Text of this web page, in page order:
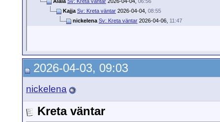
Kajja Sv: Kreta väntar 2026-04-04, 08:55
nickelena Sv: Kreta väntar 2026-04-06, 11:47
2026-04-03, 09:03
nickelena
Kreta väntar